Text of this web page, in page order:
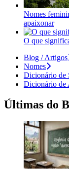
Nomes
apaixonar
O que
Blog / Artigos
Nomes
Dicionário de
Dicionário de
Últimas do